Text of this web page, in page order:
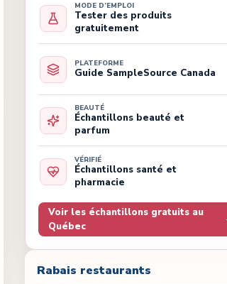
MODE D’EMPLOI
Tester des produits
gratuitement
PLATEFORME
Guide SampleSource Canada
BEAUTÉ
Échantillons beauté et
parfum
VÉRIFIÉ
Échantillons santé et
pharmacie
Voir les échantillons gratuits au
Québec
Rabais restaurants